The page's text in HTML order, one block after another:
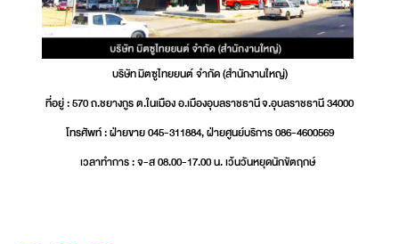
บริษัท มิตซูไทยยนต์ จำกัด (สำนักงานใหญ่)
ที่อยู่ : 570 ถ.ชยางกูร ต.ในเมือง อ.เมืองอุบลราชธานี จ.อุบลราชธานี 34000
โทรศัพท์ : ฝ่ายขาย 045-311884, ฝ่ายศูนย์บริการ 086-4600569
เวลาทำการ : จ-ส 08.00-17.00 น. เว้นวันหยุดนักขัตฤกษ์